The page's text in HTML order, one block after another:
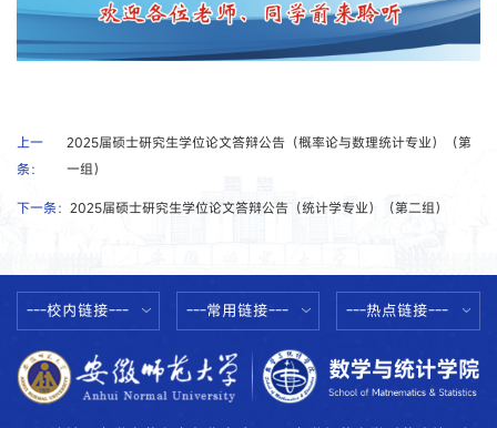
上一
条：
2025届硕士研究生学位论文答辩公告（概率论与数理统计专业）（第
一组）
下一条： 2025届硕士研究生学位论文答辩公告（统计学专业）（第二组）
---校内链接--- ---常用链接--- ---热点链接---